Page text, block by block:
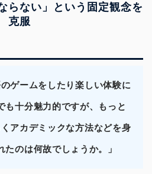
らない」という固定観念を
克服
のゲームをしたり楽しい体験に
も十分魅力的ですが、もっと
アカデミックな方法などを身
たのは何故でしょうか。」